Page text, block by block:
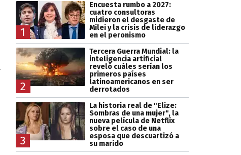
1
Encuesta rumbo a 2027:
cuatro consultoras
midieron el desgaste de
Milei y la crisis de liderazgo
en el peronismo
2
Tercera Guerra Mundial: la
inteligencia artificial
reveló cuáles serían los
primeros países
latinoamericanos en ser
derrotados
3
La historia real de "Elize:
Sombras de una mujer", la
nueva película de Netflix
sobre el caso de una
esposa que descuartizó a
su marido